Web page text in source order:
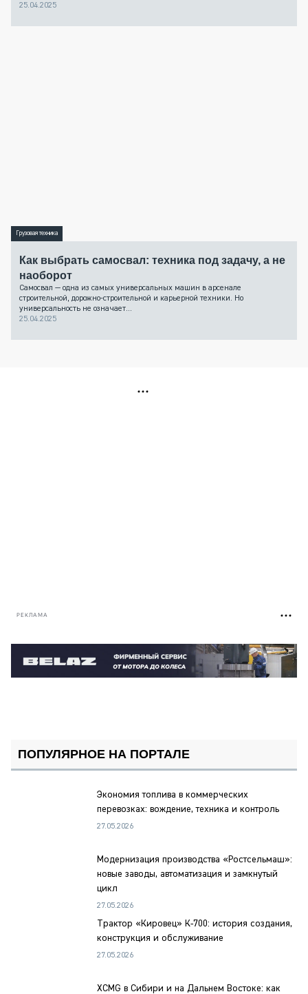
25.04.2025
Грузовая техника
Как выбрать самосвал: техника под задачу, а не
наоборот
Самосвал — одна из самых универсальных машин в арсенале
строительной, дорожно-строительной и карьерной техники. Но
универсальность не означает...
25.04.2025
РЕКЛАМА
ПОПУЛЯРНОЕ НА ПОРТАЛЕ
Экономия топлива в коммерческих
перевозках: вождение, техника и контроль
27.05.2026
Модернизация производства «Ростсельмаш»:
новые заводы, автоматизация и замкнутый
цикл
27.05.2026
Трактор «Кировец» К-700: история создания,
конструкция и обслуживание
27.05.2026
XCMG в Сибири и на Дальнем Востоке: как